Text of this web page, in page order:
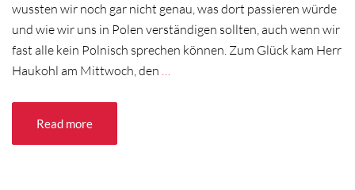
wussten wir noch gar nicht genau, was dort passieren würde
und wie wir uns in Polen verständigen sollten, auch wenn wir
fast alle kein Polnisch sprechen können. Zum Glück kam Herr
Haukohl am Mittwoch, den …
Read more